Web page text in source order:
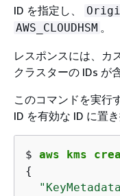
ID を指定し、
AWS_CLOUDHSM 。
レスポンスには、カ
クラスターの IDs が
このコマンドを実行
ID を有効な ID に置き
$ aws kms
{